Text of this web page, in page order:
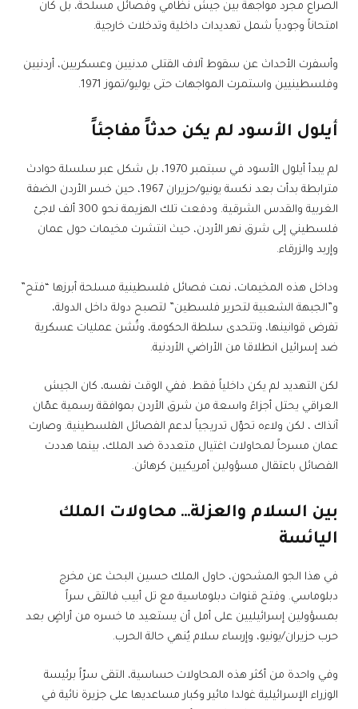
الصراع مجرد مواجهة بين جيش نظامي وفصائل مسلحة، بل كان
امتحاناً وجودياً شمل تهديدات داخلية وتدخلات خارجية.
وأسفرت الأحداث عن سقوط آلاف القتلى مدنيين وعسكريين، أردنيين
وفلسطينيين واستمرت المواجهات حتى يوليو/تموز 1971.
أيلول الأسود لم يكن حدثاً مفاجئاً
لم يبدأ أيلول الأسود في سبتمبر 1970، بل شكل عبر سلسلة حوادث
مترابطة بدأت بعد نكسة يونيو/حزيران 1967، حين خسر الأردن الضفة
الغربية والقدس الشرقية. ودفعت تلك الهزيمة نحو 300 ألف لاجئ
فلسطيني إلى شرق نهر الأردن، حيث انتشرت مخيمات حول عمان
وإربد والزرقاء.
وداخل هذه المخيمات، نمت فصائل فلسطينية مسلحة أبرزها “فتح”
و”الجبهة الشعبية لتحرير فلسطين” لتصبح دولة داخل الدولة،
تفرض قوانينها، وتتحدى سلطة الحكومة، وتُشن عمليات عسكرية
ضد إسرائيل انطلاقا من الأراضي الأردنية.
لكن التهديد لم يكن داخلياً فقط. ففي الوقت نفسه، كان الجيش
العراقي يحتل أجزاءً واسعة من شرق الأردن بموافقة رسمية عمّان
آنذاك ، لكن ولاءه تحوّل تدريجياً لدعم الفصائل الفلسطينية. وصارت
عمان مسرحاً لمحاولات اغتيال متعددة ضد الملك، بينما هددت
الفصائل باعتقال مسؤولين أمريكيين كرهائن.
بين السلام والعزلة… محاولات الملك
اليائسة
في هذا الجو المشحون، حاول الملك حسين البحث عن مخرج
دبلوماسي. وفتح قنوات دبلوماسية مع تل أبيب فالتقى سراً
بمسؤولين إسرائيليين على أمل أن يستعيد ما خسره من أراضٍ بعد
حرب حزيران/يونيو، وإرساء سلام يُنهي حالة الحرب.
وفي واحدة من أكثر هذه المحاولات حساسية، التقى سرّاً برئيسة
الوزراء الإسرائيلية غولدا مائير وكبار مساعديها على جزيرة نائية في